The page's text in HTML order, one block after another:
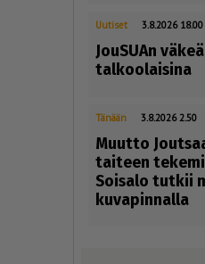
Uutiset 3.8.2026 18.00
JouSUAn
talkoolaisina
Tänään 3.8.2026 2.50
Muutto
taiteen
Soisalo tutkii
kuvapinnalla